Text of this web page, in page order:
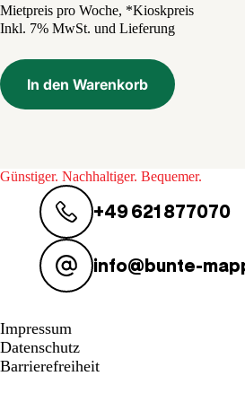
Preis
war:
Preis
ist:
Mietpreis pro Woche, *Kioskpreis
Inkl. 7% MwSt. und Lieferung
In den Warenkorb
Günstiger. Nachhaltiger. Bequemer.
+49 621 877070
info@bunte-
Impressum
Datenschutz
Barrierefreiheit